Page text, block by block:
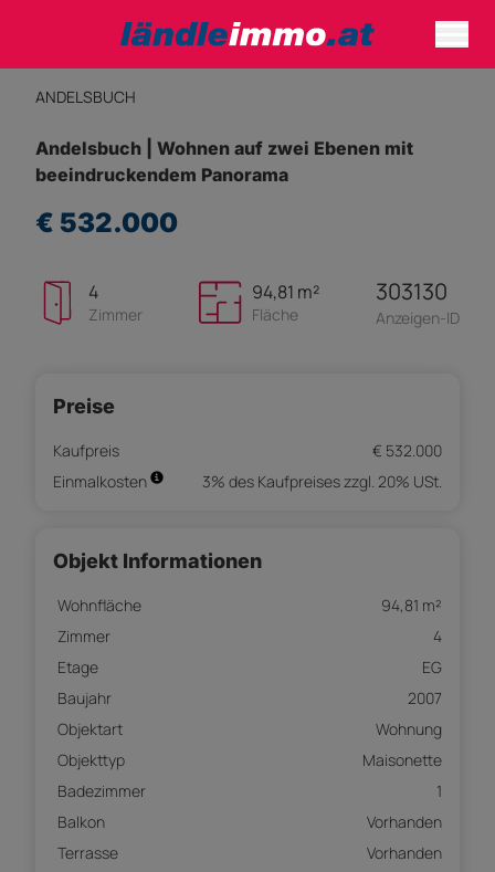
ANDELSBUCH
Andelsbuch | Wohnen auf zwei Ebenen mit
beeindruckendem Panorama
€ 532.000
4
Zimmer
94,81 m²
Fläche
303130
Anzeigen-ID
Preise
Kaufpreis
€ 532.000
Einmalkosten
3% des Kaufpreises zzgl. 20% USt.
Objekt Informationen
Wohnfläche
94,81 m²
Zimmer
4
Etage
EG
Baujahr
2007
Objektart
Wohnung
Objekttyp
Maisonette
Badezimmer
1
Balkon
Vorhanden
Terrasse
Vorhanden